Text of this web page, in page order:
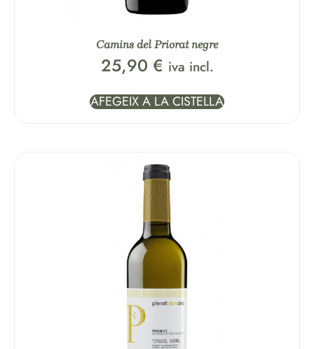
Camins del Priorat negre
25,90 € iva incl.
AFEGEIX A LA CISTELLA